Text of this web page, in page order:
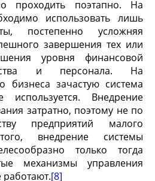
проходить поэтапно. На
использовать лишь
постепенно усложняя
завершения тех или
уровня финансовой
и персонала. На
бизнеса зачастую система
используется. Внедрение
затратно, поэтому не по
предприятий малого
внедрение системы
только тогда
механизмы управления
[8]